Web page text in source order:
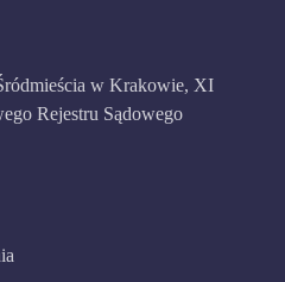
w Krakowie, XI
Rejestru Sądowego